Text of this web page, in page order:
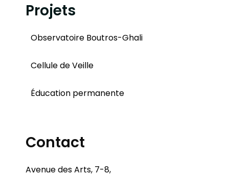
Projets
Observatoire Boutros-Ghali
Cellule de Veille
Éducation permanente
Contact
Avenue des Arts, 7-8,